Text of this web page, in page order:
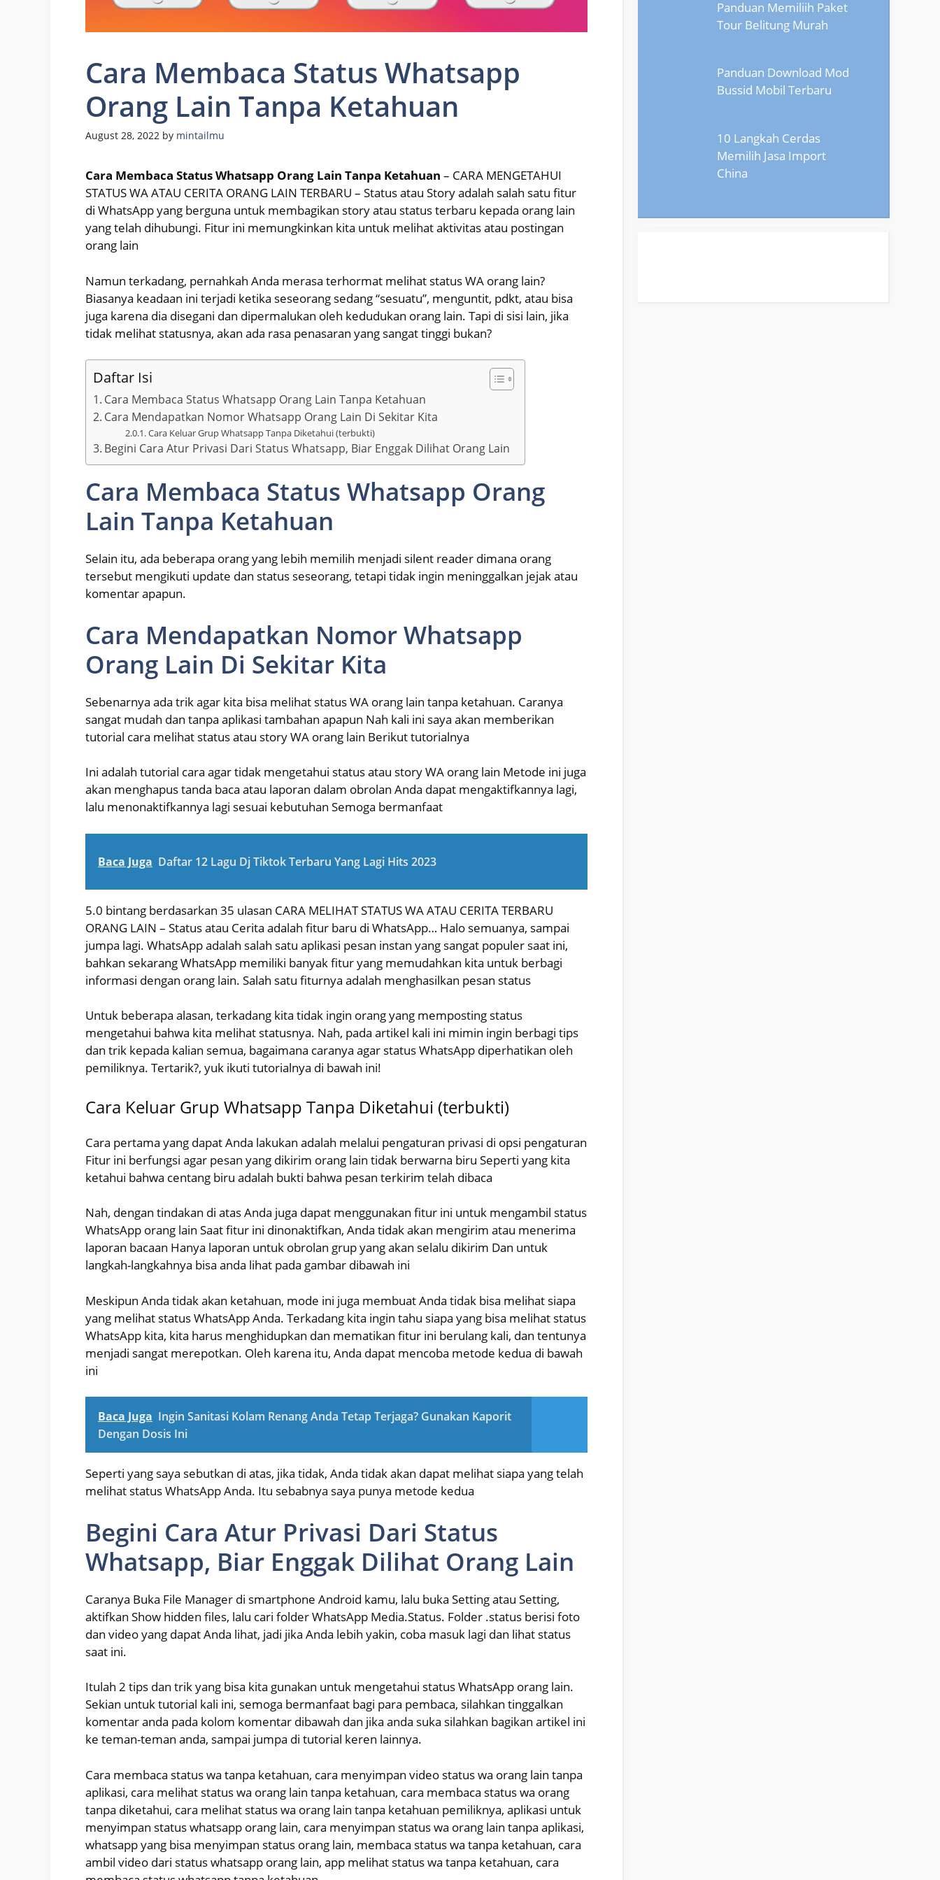
Cara Membaca Status Whatsapp
Orang Lain Tanpa Ketahuan
August 28, 2022 by mintailmu
Cara Membaca Status Whatsapp Orang Lain Tanpa Ketahuan – CARA MENGETAHUI
STATUS WA ATAU CERITA ORANG LAIN TERBARU – Status atau Story adalah salah satu fitur
di WhatsApp yang berguna untuk membagikan story atau status terbaru kepada orang lain
yang telah dihubungi. Fitur ini memungkinkan kita untuk melihat aktivitas atau postingan
orang lain
Namun terkadang, pernahkah Anda merasa terhormat melihat status WA orang lain?
Biasanya keadaan ini terjadi ketika seseorang sedang “sesuatu”, menguntit, pdkt, atau bisa
juga karena dia disegani dan dipermalukan oleh kedudukan orang lain. Tapi di sisi lain, jika
tidak melihat statusnya, akan ada rasa penasaran yang sangat tinggi bukan?
Daftar Isi
Cara Membaca Status Whatsapp Orang Lain Tanpa Ketahuan
Cara Mendapatkan Nomor Whatsapp Orang Lain Di Sekitar Kita
Cara Keluar Grup Whatsapp Tanpa Diketahui (terbukti)
Begini Cara Atur Privasi Dari Status Whatsapp, Biar Enggak Dilihat Orang Lain
Cara Membaca Status Whatsapp Orang
Lain Tanpa Ketahuan
Selain itu, ada beberapa orang yang lebih memilih menjadi silent reader dimana orang
tersebut mengikuti update dan status seseorang, tetapi tidak ingin meninggalkan jejak atau
komentar apapun.
Cara Mendapatkan Nomor Whatsapp
Orang Lain Di Sekitar Kita
Sebenarnya ada trik agar kita bisa melihat status WA orang lain tanpa ketahuan. Caranya
sangat mudah dan tanpa aplikasi tambahan apapun Nah kali ini saya akan memberikan
tutorial cara melihat status atau story WA orang lain Berikut tutorialnya
Ini adalah tutorial cara agar tidak mengetahui status atau story WA orang lain Metode ini juga
akan menghapus tanda baca atau laporan dalam obrolan Anda dapat mengaktifkannya lagi,
lalu menonaktifkannya lagi sesuai kebutuhan Semoga bermanfaat
Baca Juga Daftar 12 Lagu Dj Tiktok Terbaru Yang Lagi Hits 2023
5.0 bintang berdasarkan 35 ulasan CARA MELIHAT STATUS WA ATAU CERITA TERBARU
ORANG LAIN – Status atau Cerita adalah fitur baru di WhatsApp… Halo semuanya, sampai
jumpa lagi. WhatsApp adalah salah satu aplikasi pesan instan yang sangat populer saat ini,
bahkan sekarang WhatsApp memiliki banyak fitur yang memudahkan kita untuk berbagi
informasi dengan orang lain. Salah satu fiturnya adalah menghasilkan pesan status
Untuk beberapa alasan, terkadang kita tidak ingin orang yang memposting status
mengetahui bahwa kita melihat statusnya. Nah, pada artikel kali ini mimin ingin berbagi tips
dan trik kepada kalian semua, bagaimana caranya agar status WhatsApp diperhatikan oleh
pemiliknya. Tertarik?, yuk ikuti tutorialnya di bawah ini!
Cara Keluar Grup Whatsapp Tanpa Diketahui (terbukti)
Cara pertama yang dapat Anda lakukan adalah melalui pengaturan privasi di opsi pengaturan
Fitur ini berfungsi agar pesan yang dikirim orang lain tidak berwarna biru Seperti yang kita
ketahui bahwa centang biru adalah bukti bahwa pesan terkirim telah dibaca
Nah, dengan tindakan di atas Anda juga dapat menggunakan fitur ini untuk mengambil status
WhatsApp orang lain Saat fitur ini dinonaktifkan, Anda tidak akan mengirim atau menerima
laporan bacaan Hanya laporan untuk obrolan grup yang akan selalu dikirim Dan untuk
langkah-langkahnya bisa anda lihat pada gambar dibawah ini
Meskipun Anda tidak akan ketahuan, mode ini juga membuat Anda tidak bisa melihat siapa
yang melihat status WhatsApp Anda. Terkadang kita ingin tahu siapa yang bisa melihat status
WhatsApp kita, kita harus menghidupkan dan mematikan fitur ini berulang kali, dan tentunya
menjadi sangat merepotkan. Oleh karena itu, Anda dapat mencoba metode kedua di bawah
ini
Baca Juga Ingin Sanitasi Kolam Renang Anda Tetap Terjaga? Gunakan Kaporit
Dengan Dosis Ini
Seperti yang saya sebutkan di atas, jika tidak, Anda tidak akan dapat melihat siapa yang telah
melihat status WhatsApp Anda. Itu sebabnya saya punya metode kedua
Begini Cara Atur Privasi Dari Status
Whatsapp, Biar Enggak Dilihat Orang Lain
Caranya Buka File Manager di smartphone Android kamu, lalu buka Setting atau Setting,
aktifkan Show hidden files, lalu cari folder WhatsApp Media.Status. Folder .status berisi foto
dan video yang dapat Anda lihat, jadi jika Anda lebih yakin, coba masuk lagi dan lihat status
saat ini.
Itulah 2 tips dan trik yang bisa kita gunakan untuk mengetahui status WhatsApp orang lain.
Sekian untuk tutorial kali ini, semoga bermanfaat bagi para pembaca, silahkan tinggalkan
komentar anda pada kolom komentar dibawah dan jika anda suka silahkan bagikan artikel ini
ke teman-teman anda, sampai jumpa di tutorial keren lainnya.
Cara membaca status wa tanpa ketahuan, cara menyimpan video status wa orang lain tanpa
aplikasi, cara melihat status wa orang lain tanpa ketahuan, cara membaca status wa orang
tanpa diketahui, cara melihat status wa orang lain tanpa ketahuan pemiliknya, aplikasi untuk
menyimpan status whatsapp orang lain, cara menyimpan status wa orang lain tanpa aplikasi,
whatsapp yang bisa menyimpan status orang lain, membaca status wa tanpa ketahuan, cara
ambil video dari status whatsapp orang lain, app melihat status wa tanpa ketahuan, cara
Panduan Memiliih Paket
Tour Belitung Murah
Panduan Download Mod
Bussid Mobil Terbaru
10 Langkah Cerdas
Memilih Jasa Import
China